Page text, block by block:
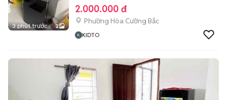
3 phút trước 2
2.000.000 đ
Phường Hòa Cường Bắc
KIDTO